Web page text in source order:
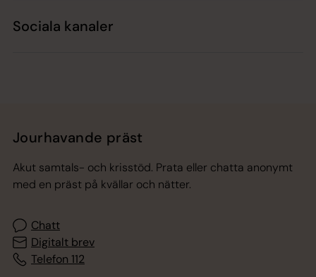
Sociala kanaler
Jourhavande präst
Akut samtals- och krisstöd. Prata eller chatta anonymt
med en präst på kvällar och nätter.
Chatt
Digitalt brev
Telefon 112